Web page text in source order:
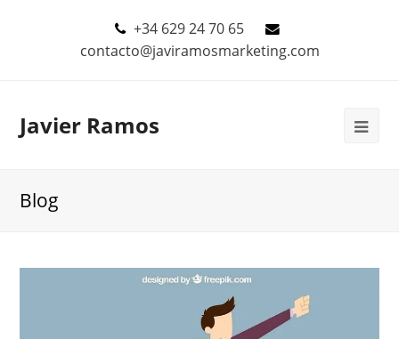
+34 629 24 70 65
contacto@javiramosmarketing.com
Javier Ramos
Blog